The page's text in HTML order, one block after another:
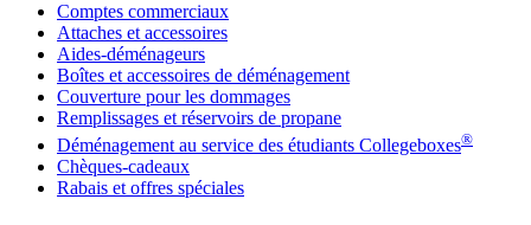
Comptes commerciaux
Attaches et accessoires
Aides-déménageurs
Boîtes et accessoires de déménagement
Couverture pour les dommages
Remplissages et réservoirs de propane
Déménagement au service des étudiants Collegeboxes®
Chèques-cadeaux
Rabais et offres spéciales